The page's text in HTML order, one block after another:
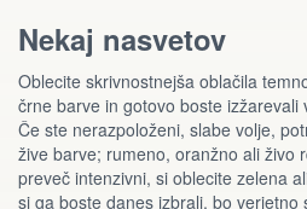
Nekaj nasvetov
Oblecite skrivnostnejša oblačila
črne barve in gotovo boste
Če ste nerazpoloženi, slabe volje,
žive barve; rumeno, oranžno ali živo
preveč intenzivni, si oblecite zelena
si ga boste danes izbrali, bo verjetno